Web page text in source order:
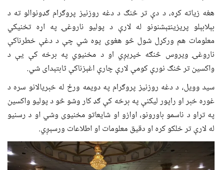
هغه زیاته کړه، د دې تر څنګ د دغه روزنیز پروګرام ګډونوالو ته د
بېلابېلو پریزینټېشنونو له لارې د پولیو ناروغۍ په اړه تخنیکي
معلومات هم ورکړل شول څو هغوی پوه شي چې د دغې خطرناکې
ناروغۍ ویروس څنګه خپرېږي او د مخنیوي په برخه کې یې د
واکسین تر څنګ نورې کومې لارې چارې اغېزناکې ثابتېدای شي.
سید وویل، د دغه روزنیز پروګرام په دویمه ورځ له خبریالانو سره د
غوره خبر او راپور لیکنې په برخه کې ګډ کار وشو څو د پولیو واکسین
په تړاو د ناسمو باورونو، اوازو او شایعاتو مخنیوی وشي او د رسنیو
له لارې تر خلکو کره او دقیق معلومات او اطلاعات ورسېږي.